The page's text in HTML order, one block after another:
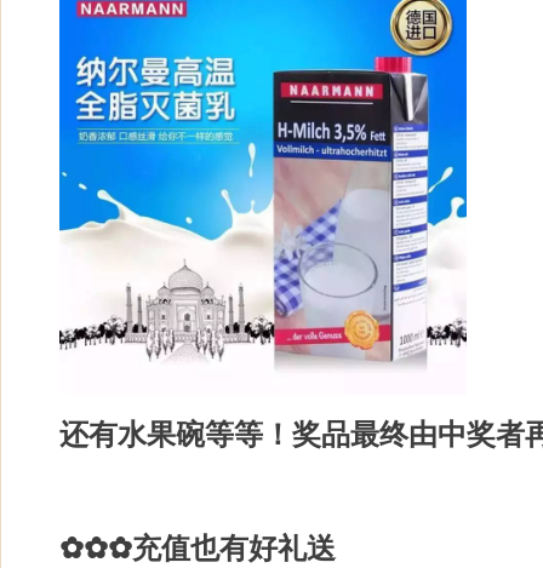
还有水果碗等等！奖品最终由中奖者
✿✿✿充值也有好礼送